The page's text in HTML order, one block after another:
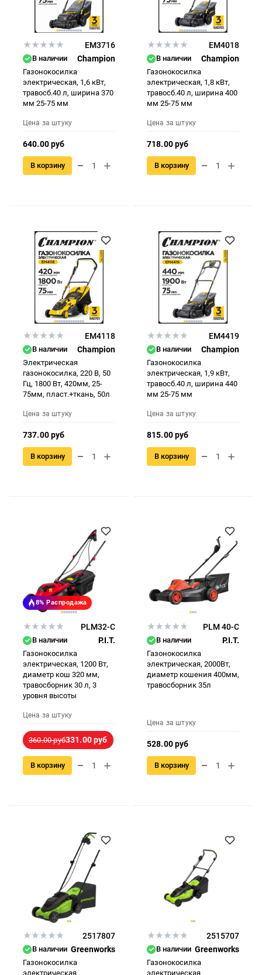
EM3716
В наличии Champion
Газонокосилка
электрическая, 1,6 кВт,
травосб.40 л, ширина 370
мм 25-75 мм
Цена за штуку
640.00 руб
В корзину
EM4018
В наличии Champion
Газонокосилка
электрическая, 1,8 кВт,
травосб.40 л, ширина 400
мм 25-75 мм
Цена за штуку
718.00 руб
В корзину
EM4118
В наличии Champion
Электрическая
газонокосилка, 220 В, 50
Гц, 1800 Вт, 420мм, 25-
75мм, пласт.+ткань, 50л
Цена за штуку
737.00 руб
В корзину
EM4419
В наличии Champion
Газонокосилка
электрическая, 1,9 кВт,
травосб.40 л, ширина 440
мм 25-75 мм
Цена за штуку
815.00 руб
В корзину
8% Распродажа
PLM32-C
В наличии P.I.T.
Газонокосилка
электрическая, 1200 Вт,
диаметр кош 320 мм,
травосборник 30 л, 3
уровня высоты
Цена за штуку
360.00 руб331.00 руб
В корзину
PLM 40-C
В наличии P.I.T.
Газонокосилка
электрическая, 2000Вт,
диаметр кошения 400мм,
травосборник 35л
Цена за штуку
528.00 руб
В корзину
2517807
В наличии Greenworks
Газонокосилка
электрическая
2515707
В наличии Greenworks
Газонокосилка
электрическая